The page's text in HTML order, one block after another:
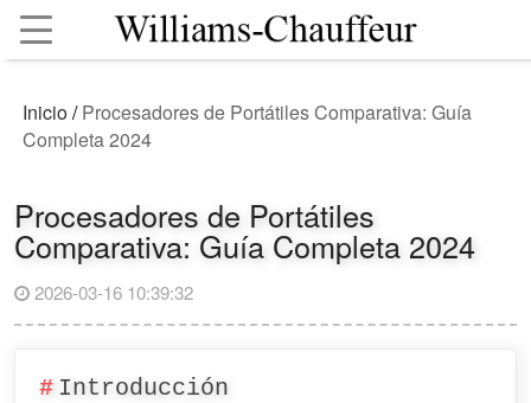
Inicio/Procesadores de Portátiles Comparativa: Guía
Completa 2024
Procesadores de Portátiles
Comparativa: Guía Completa 2024
2026-03-16 10:39:32
Introducción